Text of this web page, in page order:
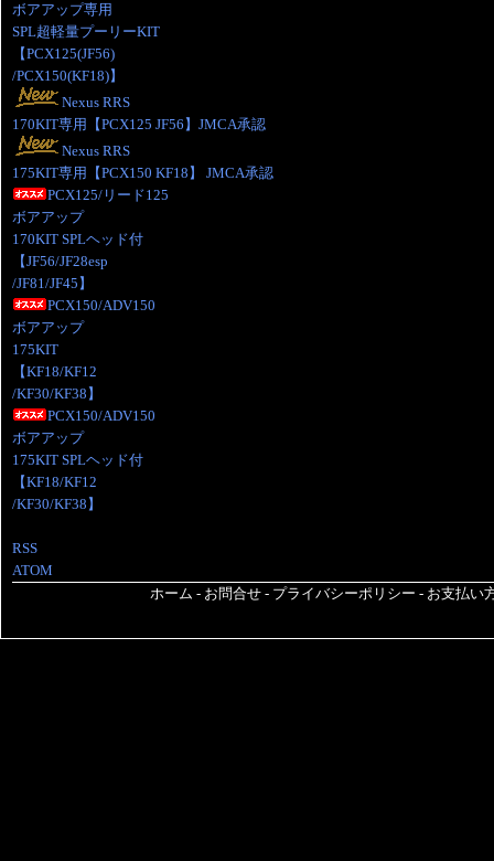
ボアアップ専用
SPL超軽量プーリーKIT
【PCX125(JF56)
/PCX150(KF18)】
Nexus RRS
170KIT専用【PCX125 JF56】JMCA承認
Nexus RRS
175KIT専用【PCX150 KF18】 JMCA承認
PCX125/リード125
ボアアップ
170KIT SPLヘッド付
【JF56/JF28esp
/JF81/JF45】
PCX150/ADV150
ボアアップ
175KIT
【KF18/KF12
/KF30/KF38】
PCX150/ADV150
ボアアップ
175KIT SPLヘッド付
【KF18/KF12
/KF30/KF38】
RSS
ATOM
ホーム - お問合せ - プライバシーポリシー - お支払い